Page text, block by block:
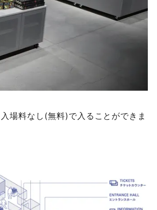
場料なし(無料)で入ることができま